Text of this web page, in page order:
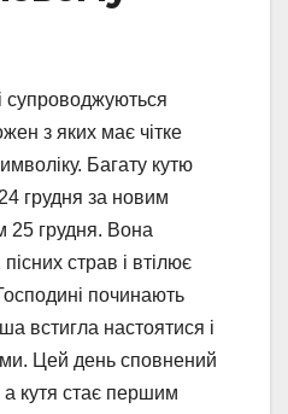
супроводжуються
з яких має чітке
Багату кутю
грудня за новим
25 грудня. Вона
страв і втілює
починають
встигла настоятися і
Цей день сповнений
а кутя стає першим